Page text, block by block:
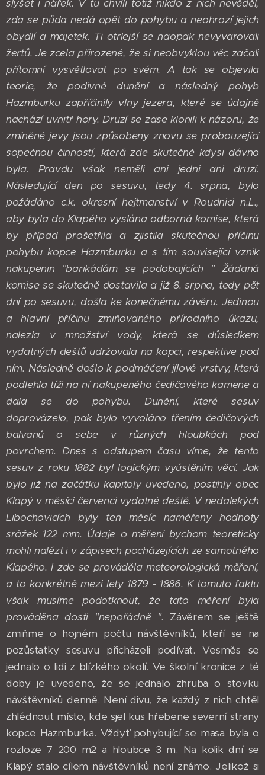
slyšet i nářek. V tu chvíli totiž nikdo z nich nevěděl,
zda se půda nedá opět do pohybu a neohrozí jejich
obydlí a majetek. Ti otrlejší se naopak nevyvarovali
žertů. Je zcela přirozené, že si neobvyklou věc začali
přítomní vysvětlovat po svém. A tak se objevila
teorie, že podivné dunění a následný pohyb
Hazmburku zapříčinily vlny jezera, které se údajně
nachází uvnitř hory. Druzí se zase klonili k názoru, že
zmíněné jevy jsou způsobeny znovu se probouzející
sopečnou činností, která zde skutečně kdysi dávno
byla.
Pravdu však neměli ani jedni ani druzí.
Následující den po sesuvu, tedy 4. srpna, bylo
požádáno c.k. okresní hejtmanství v Roudnici n.L.,
aby byla do Klapého vyslána odborná komise, která
by případ prošetřila a zjistila skutečnou příčinu
pohybu kopce Hazmburku a s tím související vznik
nakupenin "barikádám se podobajících " Žádaná
komise se skutečně dostavila a již 8. srpna, tedy pět
dní po sesuvu, došla ke konečnému závěru. Jedinou
a hlavní příčinu zmiňovaného přírodního úkazu,
nalezla v množství vody, která se důsledkem
vydatných dešťů udržovala na kopci, respektive pod
ním. Následně došlo k podmáčení jílové vrstvy, která
podlehla tíži na ní nakupeného čedičového kamene a
dala se do pohybu. Dunění, které sesuv
doprovázelo, pak bylo vyvoláno třením čedičových
balvanů o sebe v různých hloubkách pod
povrchem. Dnes s odstupem času víme, že tento
sesuv z roku 1882 byl logickým vyústěním věcí. Jak
bylo již na začátku kapitoly uvedeno, postihly obec
Klapý v měsíci červenci vydatné deště. V nedalekých
Libochovicích byly ten měsíc naměřeny hodnoty
srážek 122 mm. Údaje o měření bychom teoreticky
mohli nalézt i v zápisech pocházejících ze samotného
Klapého. I zde se prováděla meteorologická měření,
a to konkrétně mezi lety 1879 - 1886. K tomuto faktu
však musíme podotknout, že tato měření byla
prováděna dosti "nepořádně ". Závěrem se ještě
zmiňme o hojném počtu návštěvníků, kteří se na
pozůstatky sesuvu přicházeli podívat. Vesměs se
jednalo o lidi z blízkého okolí. Ve školní kronice z té
doby je uvedeno, že se jednalo zhruba o stovku
návštěvníků denně. Není divu, že každý z nich chtěl
zhlédnout místo, kde sjel kus hřebene severní strany
kopce Hazmburka. Vždyť pohybující se masa byla o
rozloze 7 200 m2 a hloubce 3 m. Na kolik dní se
Klapý stalo cílem návštěvníků není známo. Jelikož si